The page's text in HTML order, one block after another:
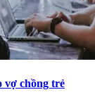
vợ chồng trẻ